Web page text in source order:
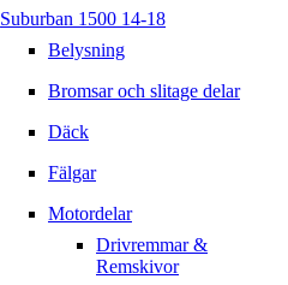
Suburban 1500 14-18
Belysning
Bromsar och slitage delar
Däck
Fälgar
Motordelar
Drivremmar &
Remskivor